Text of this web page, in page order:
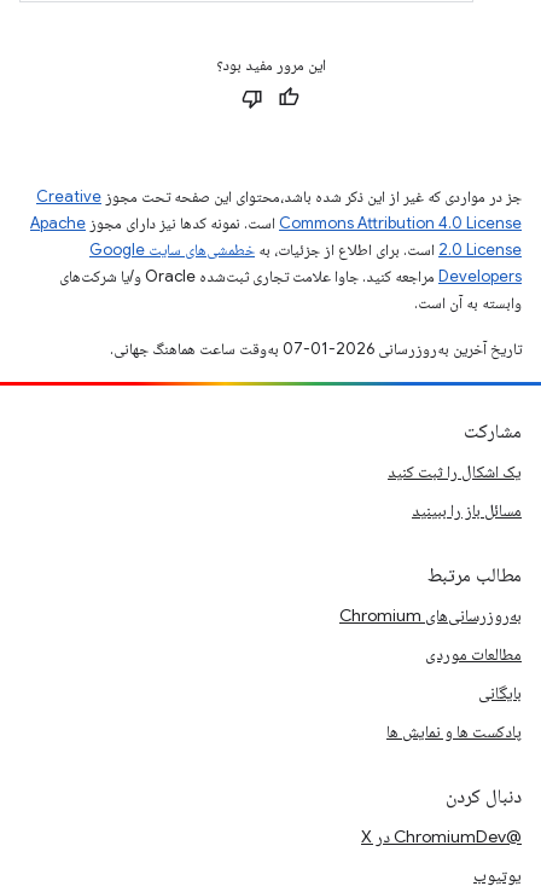
این مرور مفید بود؟
جز در مواردی که غیر از این ذکر شده باشد،‌محتوای این صفحه تحت مجوز Creative
Commons Attribution 4.0 License است. نمونه کدها نیز دارای مجوز Apache
2.0 License است. برای اطلاع از جزئیات، به
خطمشی‌های سایت Google
Developers‏
مراجعه کنید. جاوا علامت تجاری ثبت‌شده Oracle و/یا شرکت‌های
وابسته به آن است.
تاریخ آخرین به‌روزرسانی 2026-01-07 به‌وقت ساعت هماهنگ جهانی.
مشارکت
یک اشکال را ثبت کنید
مسائل باز را ببینید
مطالب مرتبط
به‌روزرسانی‌های Chromium
مطالعات موردی
بایگانی
پادکست ها و نمایش ها
دنبال کردن
@ChromiumDev در X
یوتیوب